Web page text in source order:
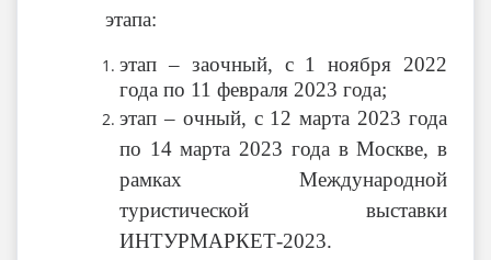
этапа:
этап – заочный, с 1 ноября 2022
года по 11 февраля 2023 года;
этап – очный, с 12 марта 2023 года
по 14 марта 2023 года в Москве, в
рамках Международной
туристической выставки
ИНТУРМАРКЕТ-2023.